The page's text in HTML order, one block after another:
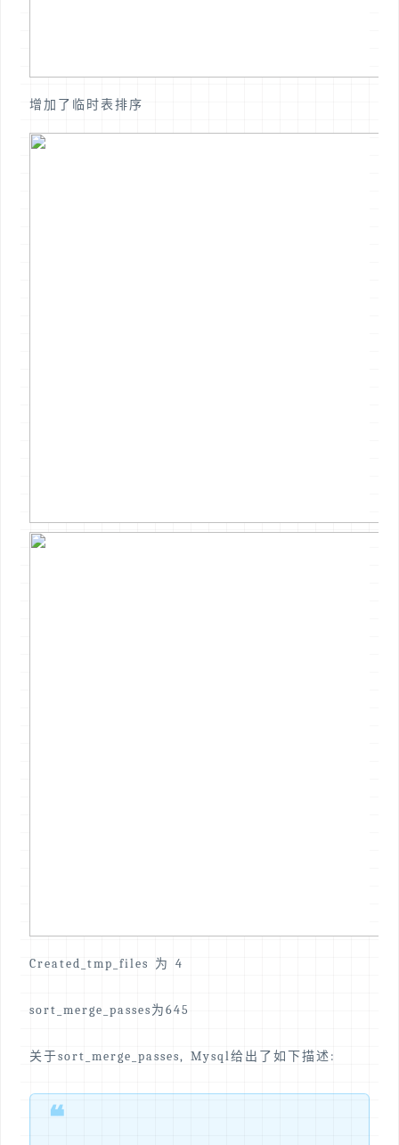
增加了临时表排序
Created_tmp_files 为 4
sort_merge_passes为645
关于sort_merge_passes, Mysql给出了如下描述:
❝